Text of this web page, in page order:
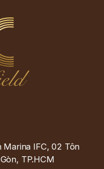
Marina IFC, 02 Tôn
TP.HCM